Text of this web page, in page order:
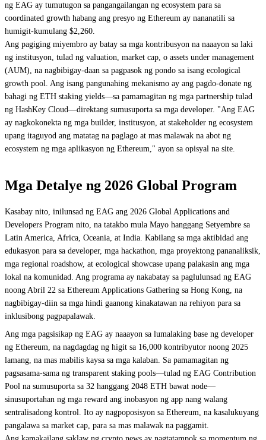
ng EAG ay tumutugon sa pangangailangan ng ecosystem para sa
coordinated growth habang ang presyo ng Ethereum ay nananatili sa
humigit-kumulang $2,260.
Ang pagiging miyembro ay batay sa mga kontribusyon na naaayon sa laki
ng institusyon, tulad ng valuation, market cap, o assets under management
(AUM), na nagbibigay-daan sa pagpasok ng pondo sa isang ecological
growth pool. Ang isang pangunahing mekanismo ay ang pagdo-donate ng
bahagi ng ETH staking yields—sa pamamagitan ng mga partnership tulad
ng HashKey Cloud—direktang sumusuporta sa mga developer. "Ang EAG
ay nagkokonekta ng mga builder, institusyon, at stakeholder ng ecosystem
upang itaguyod ang matatag na paglago at mas malawak na abot ng
ecosystem ng mga aplikasyon ng Ethereum," ayon sa opisyal na site.
Mga Detalye ng 2026 Global Program
Kasabay nito, inilunsad ng EAG ang 2026 Global Applications and
Developers Program nito, na tatakbo mula Mayo hanggang Setyembre sa
Latin America, Africa, Oceania, at India. Kabilang sa mga aktibidad ang
edukasyon para sa developer, mga hackathon, mga proyektong pananaliksik,
mga regional roadshow, at ecological showcase upang palakasin ang mga
lokal na komunidad. Ang programa ay nakabatay sa paglulunsad ng EAG
noong Abril 22 sa Ethereum Applications Gathering sa Hong Kong, na
nagbibigay-diin sa mga hindi gaanong kinakatawan na rehiyon para sa
inklusibong pagpapalawak.
Ang mga pagsisikap ng EAG ay naaayon sa lumalaking base ng developer
ng Ethereum, na nagdagdag ng higit sa 16,000 kontribyutor noong 2025
lamang, na mas mabilis kaysa sa mga kalaban. Sa pamamagitan ng
pagsasama-sama ng transparent staking pools—tulad ng EAG Contribution
Pool na sumusuporta sa 32 hanggang 2048 ETH bawat node—
sinusuportahan ng mga reward ang inobasyon ng app nang walang
sentralisadong kontrol. Ito ay nagpoposisyon sa Ethereum, na kasalukuyang
pangalawa sa market cap, para sa mas malawak na paggamit.